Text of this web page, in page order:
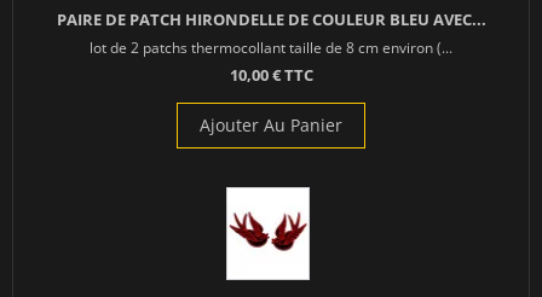
PAIRE DE PATCH HIRONDELLE DE COULEUR BLEU AVEC...
lot de 2 patchs thermocollant taille de 8 cm environ (...
10,00 € TTC
Ajouter Au Panier